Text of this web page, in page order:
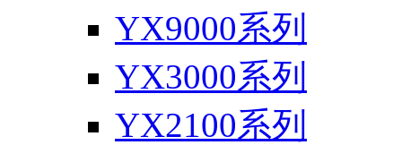
YX9000系列
YX3000系列
YX2100系列